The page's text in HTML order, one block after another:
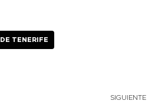
TENERIFE
SIGUIENTE